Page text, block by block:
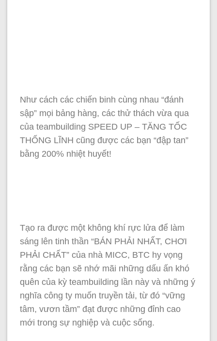
Như cách các chiến binh cùng nhau “đánh
sập” mọi bảng hàng, các thử thách vừa qua
của teambuilding SPEED UP – TĂNG TỐC
THỐNG LĨNH cũng được các bạn “đập tan”
bằng 200% nhiệt huyết!
Tạo ra được một không khí rực lửa để làm
sáng lên tinh thần “BÁN PHẢI NHẤT, CHƠI
PHẢI CHẤT” của nhà MICC, BTC hy vọng
rằng các bạn sẽ nhớ mãi những dấu ấn khó
quên của kỳ teambuilding lần này và những ý
nghĩa công ty muốn truyền tải, từ đó “vững
tâm, vươn tầm” đạt được những đỉnh cao
mới trong sự nghiệp và cuộc sống.